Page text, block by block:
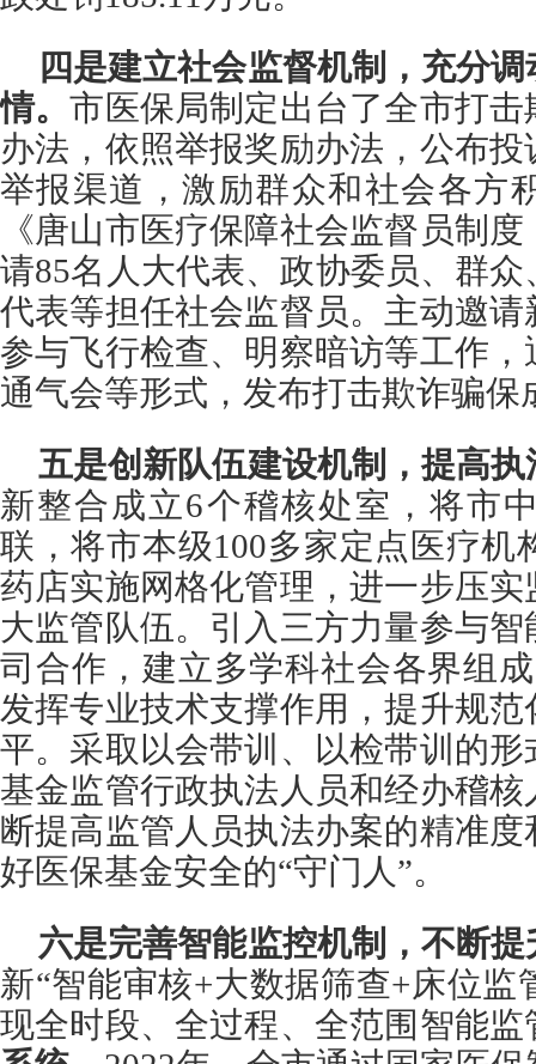
四是建立社会监督机制，充分
情。市医保局制定出台了全市打
办法，依照举报奖励办法，公布
举报渠道，激励群众和社会各方
《唐山市医疗保障社会监督员制
请85名人大代表、政协委员、群
代表等担任社会监督员。主动邀
参与飞行检查、明察暗访等工作
通气会等形式，发布打击欺诈骗保
五是创新队伍建设机制，提高
新整合成立6个稽核处室，将市
联，将市本级100多家定点医疗机
药店实施网格化管理，进一步压
大监管队伍。引入三方力量参与
司合作，建立多学科社会各界组
发挥专业技术支撑作用，提升规
平。采取以会带训、以检带训的
基金监管行政执法人员和经办稽
断提高监管人员执法办案的精准
好医保基金安全的“守门人”。
六是完善智能监控机制，不断
新“智能审核+大数据筛查+床位监
现全时段、全过程、全范围智能监